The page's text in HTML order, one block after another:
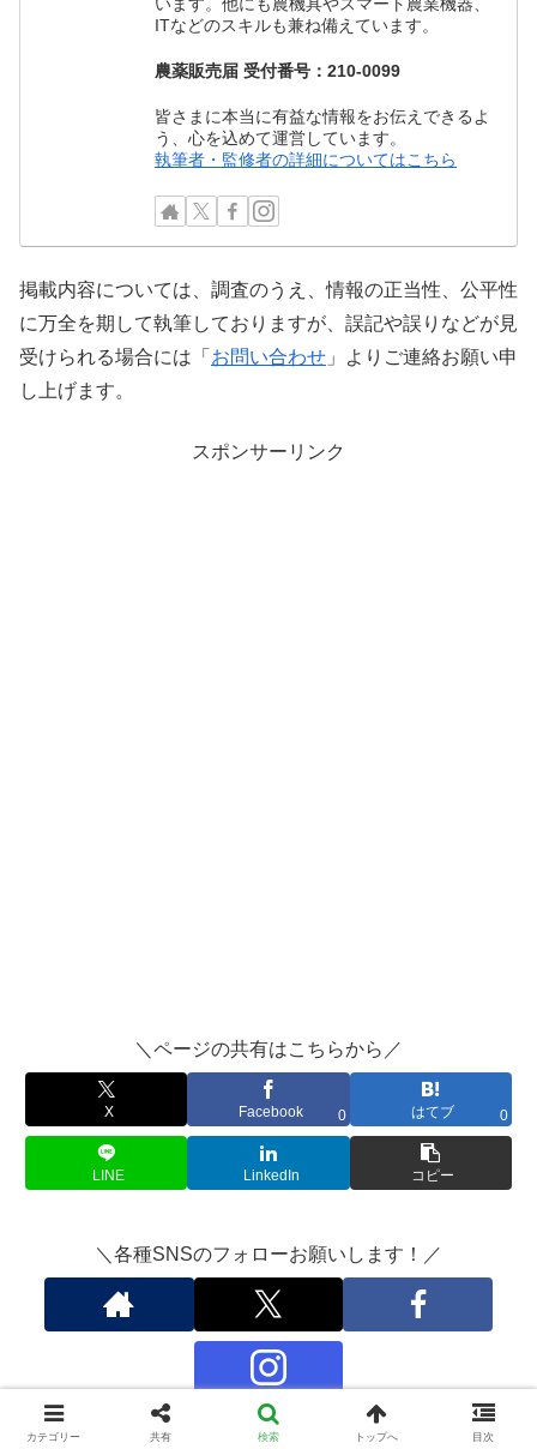
ITなどのスキルも兼ね備えています。
農薬販売届 受付番号：210-0099
皆さまに本当に有益な情報をお伝えできるよ
う、心を込めて運営しています。
執筆者・監修者の詳細についてはこちら
掲載内容については、調査のうえ、情報の正当性、公平性
に万全を期して執筆しておりますが、誤記や誤りなどが見
受けられる場合には「 お問い合わせ 」よりご連絡お願い申
し上げます。
スポンサーリンク
＼ページの共有はこちらから／
X Facebook 0 はてブ 0
LINE LinkedIn コピー
＼各種SNSのフォローお願いします！／
カテゴリー 共有 検索 トップへ 目次